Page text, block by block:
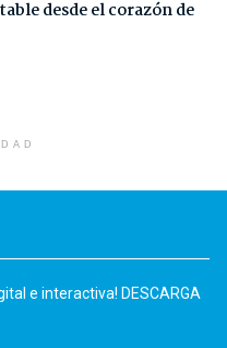
desde el corazón de
e interactiva! DESCARGA